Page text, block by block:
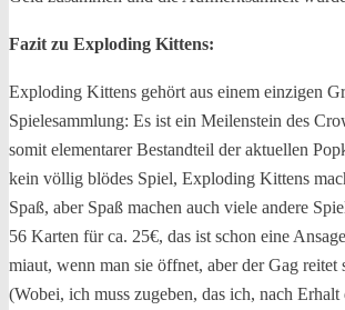
Fazit zu Exploding Kittens:
Exploding Kittens gehört aus einem einzigen
Spielesammlung: Es ist ein Meilenstein des
somit elementarer Bestandteil der aktuellen
kein völlig blödes Spiel, Exploding Kittens
Spaß, aber Spaß machen auch viele andere
56 Karten für ca. 25€, das ist schon eine
miaut, wenn man sie öffnet, aber der Gag reitet
(Wobei, ich muss zugeben, das ich, nach Erhalt